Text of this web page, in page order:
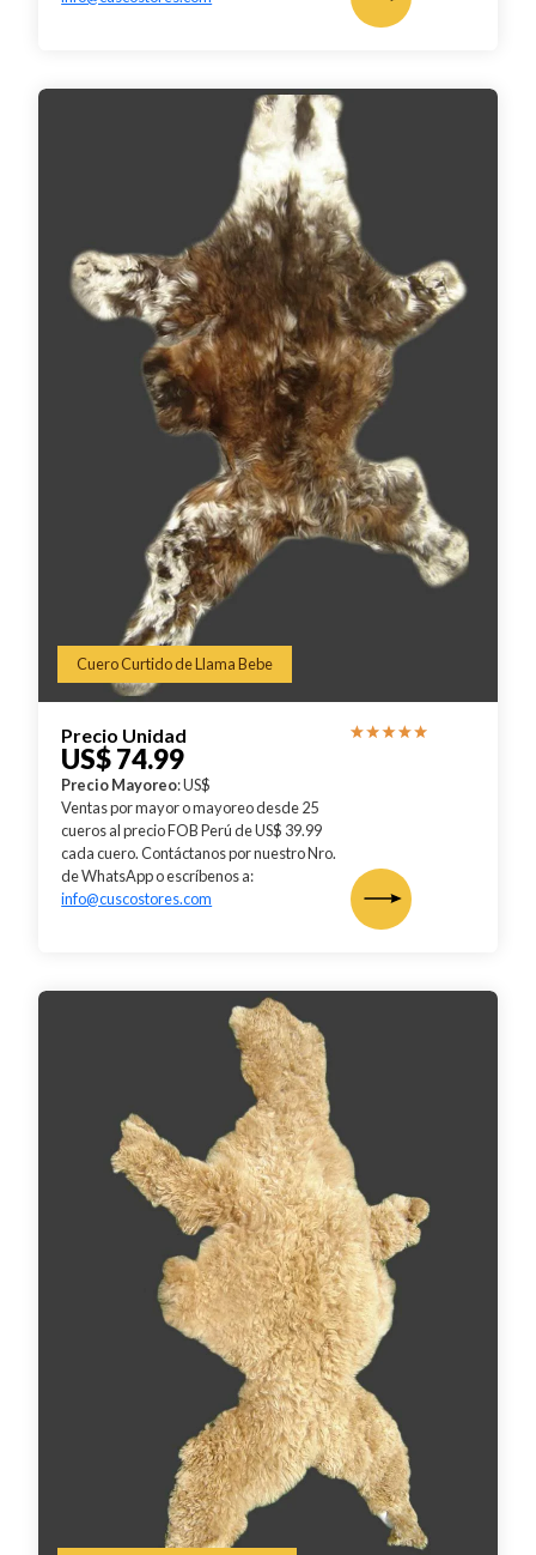
Cuero Curtido de Llama Bebe
Precio Unidad
US$ 74.99
Precio Mayoreo: US$
Ventas por mayor o mayoreo desde 25
cueros al precio FOB Perú de US$ 39.99
cada cuero. Contáctanos por nuestro Nro.
de WhatsApp o escríbenos a:
info@cuscostores.com